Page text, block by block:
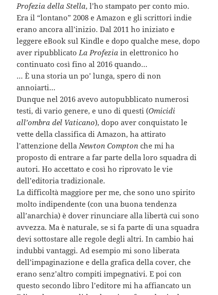
Profezia della Stella, l’ho stampato per conto mio.
Era il “lontano” 2008 e Amazon e gli scrittori indie
erano ancora all’inizio. Dal 2011 ho iniziato e
leggere eBook sul Kindle e dopo qualche mese, dopo
aver ripubblicatoLa Profezia in elettronico ho
continuato così fino al 2016 quando…
… È una storia un po’ lunga, spero di non
annoiarti…
Dunque nel 2016 avevo autopubblicato numerosi
testi, di vario genere, e uno di questi (Omicidi
all’ombra del Vaticano), dopo aver conquistato le
vette della classifica di Amazon, ha attirato
l’attenzione dellaNewton Compton che mi ha
proposto di entrare a far parte della loro squadra di
autori. Ho accettato e così ho riprovato le vie
dell’editoria tradizionale.
La difficoltà maggiore per me, che sono uno spirito
molto indipendente (con una buona tendenza
all’anarchia) è dover rinunciare alla libertà cui sono
avvezza. Ma è naturale, se si fa parte di una squadra
devi sottostare alle regole degli altri. In cambio hai
indubbi vantaggi. Ad esempio mi sono liberata
dell’impaginazione e della grafica della cover, che
erano senz’altro compiti impegnativi. E poi con
questo secondo libro l’editore mi ha affiancato un